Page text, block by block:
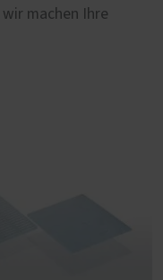
machen Ihre